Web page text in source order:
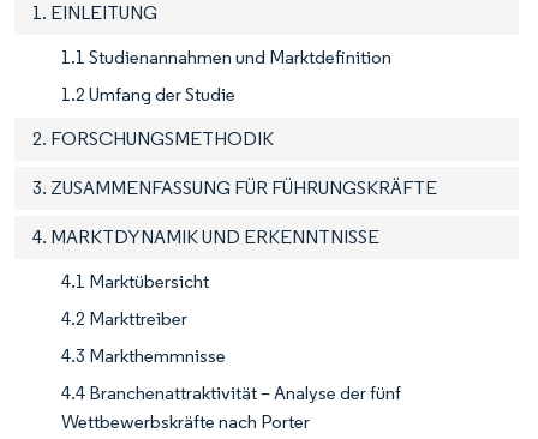
1. EINLEITUNG
1.1 Studienannahmen und Marktdefinition
1.2 Umfang der Studie
2. FORSCHUNGSMETHODIK
3. ZUSAMMENFASSUNG FÜR FÜHRUNGSKRÄFTE
4. MARKTDYNAMIK UND ERKENNTNISSE
4.1 Marktübersicht
4.2 Markttreiber
4.3 Markthemmnisse
4.4 Branchenattraktivität – Analyse der fünf
Wettbewerbskräfte nach Porter